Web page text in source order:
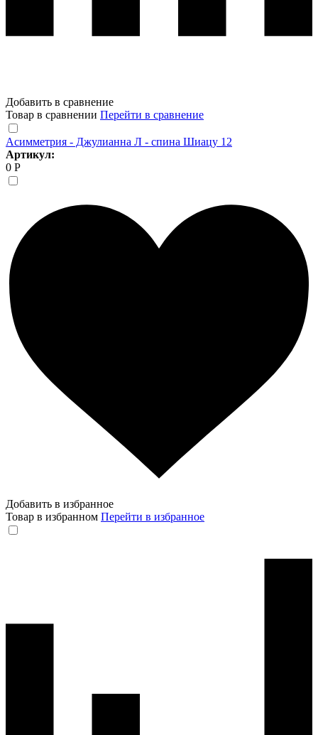
Добавить в сравнение
Товар в сравнении Перейти в сравнение
Асимметрия - Джулианна Л - спина Шиацу 12
Артикул:
0 Р
Добавить в избранное
Товар в избранном Перейти в избранное